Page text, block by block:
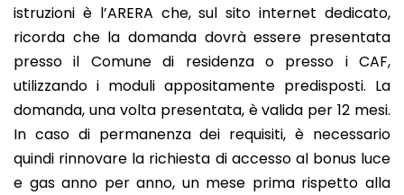
istruzioni è l’ARERA che, sul sito internet dedicato,
ricorda che la domanda dovrà essere presentata
presso il Comune di residenza o presso i CAF,
utilizzando i moduli appositamente predisposti. La
domanda, una volta presentata, è valida per 12 mesi.
In caso di permanenza dei requisiti, è necessario
quindi rinnovare la richiesta di accesso al bonus luce
e gas anno per anno, un mese prima rispetto alla